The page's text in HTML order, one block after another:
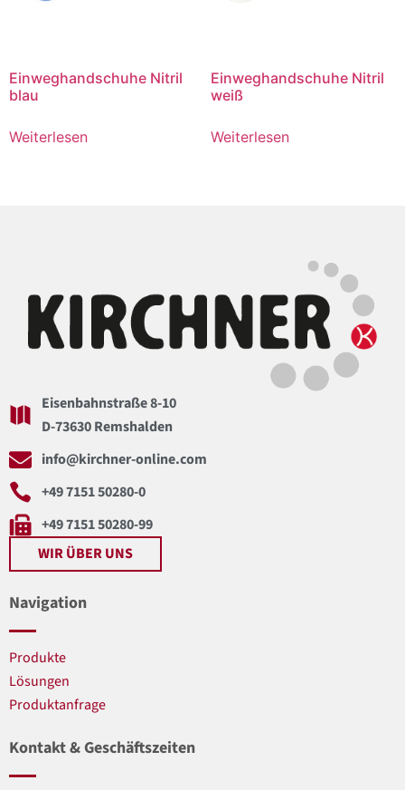
Einweghandschuhe Nitril
blau
Weiterlesen
Einweghandschuhe Nitril
weiß
Weiterlesen
Eisenbahnstraße 8-10
D-73630 Remshalden
info@kirchner-online.com
+49 7151 50280-0
+49 7151 50280-99
WIR ÜBER UNS
Navigation
Produkte
Lösungen
Produktanfrage
Kontakt & Geschäftszeiten